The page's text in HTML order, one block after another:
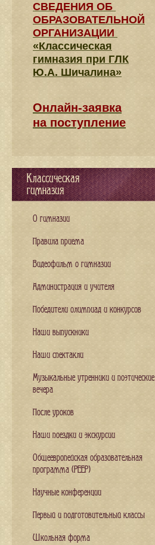
СВЕДЕНИЯ​ ОБ
ОБРАЗОВАТЕЛЬНОЙ
ОРГАНИЗАЦИИ
«Классическая
гимназия при ГЛК
Ю.А. Шичалина»
Онлайн-заявка
на поступление
Классическая
гимназия
О гимназии
Правила приема
Видеофильм о гимназии
Администрация и учителя
Победители олимпиад и конкурсов
Наши выпускники
Наши спектакли
Музыкальные утренники и поэтические
вечера
После уроков
Наши поездки и экскурсии
Общеевропейская образовательная
программа (PEEP)
Научные конференции
Первый и подготовительный классы
Школьная форма